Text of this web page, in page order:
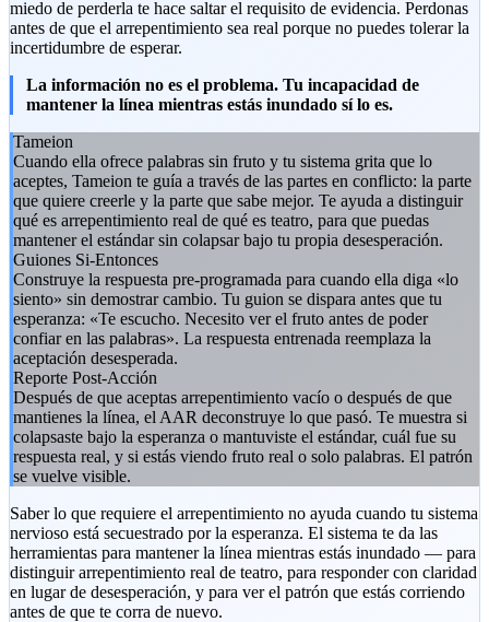
miedo de perderla te hace saltar el requisito de evidencia. Perdonas
antes de que el arrepentimiento sea real porque no puedes tolerar la
incertidumbre de esperar.
La información no es el problema. Tu incapacidad de
mantener la línea mientras estás inundado sí lo es.
Tameion
Cuando ella ofrece palabras sin fruto y tu sistema grita que lo
aceptes, Tameion te guía a través de las partes en conflicto: la parte
que quiere creerle y la parte que sabe mejor. Te ayuda a distinguir
qué es arrepentimiento real de qué es teatro, para que puedas
mantener el estándar sin colapsar bajo tu propia desesperación.
Guiones Si-Entonces
Construye la respuesta pre-programada para cuando ella diga «lo
siento» sin demostrar cambio. Tu guion se dispara antes que tu
esperanza: «Te escucho. Necesito ver el fruto antes de poder
confiar en las palabras». La respuesta entrenada reemplaza la
aceptación desesperada.
Reporte Post-Acción
Después de que aceptas arrepentimiento vacío o después de que
mantienes la línea, el AAR deconstruye lo que pasó. Te muestra si
colapsaste bajo la esperanza o mantuviste el estándar, cuál fue su
respuesta real, y si estás viendo fruto real o solo palabras. El patrón
se vuelve visible.
Saber lo que requiere el arrepentimiento no ayuda cuando tu sistema
nervioso está secuestrado por la esperanza. El sistema te da las
herramientas para mantener la línea mientras estás inundado — para
distinguir arrepentimiento real de teatro, para responder con claridad
en lugar de desesperación, y para ver el patrón que estás corriendo
antes de que te corra de nuevo.